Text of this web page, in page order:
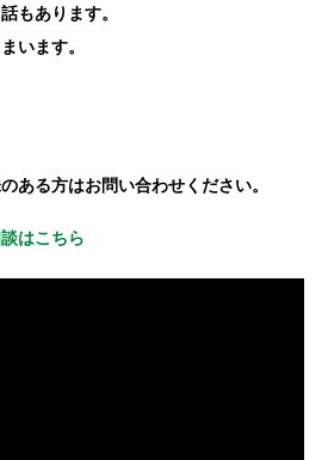
もあります。
います。
ある方はお問い合わせください。
はこちら